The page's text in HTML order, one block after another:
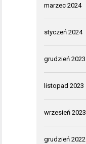
marzec 2024
styczeń 2024
grudzień 2023
listopad 2023
wrzesień 2023
grudzień 2022